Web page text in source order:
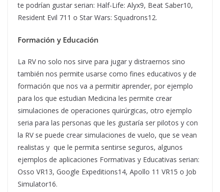
te podrían gustar serian: Half-Life: Alyx9, Beat Saber10,
Resident Evil 711 o Star Wars: Squadrons12.
Formación y Educación
La RV no solo nos sirve para jugar y distraernos sino
también nos permite usarse como fines educativos y de
formación que nos va a permitir aprender, por ejemplo
para los que estudian Medicina les permite crear
simulaciones de operaciones quirúrgicas, otro ejemplo
seria para las personas que les gustaría ser pilotos y con
la RV se puede crear simulaciones de vuelo, que se vean
realistas y que le permita sentirse seguros, algunos
ejemplos de aplicaciones Formativas y Educativas serian:
Osso VR13, Google Expeditions14, Apollo 11 VR15 o Job
Simulator16.